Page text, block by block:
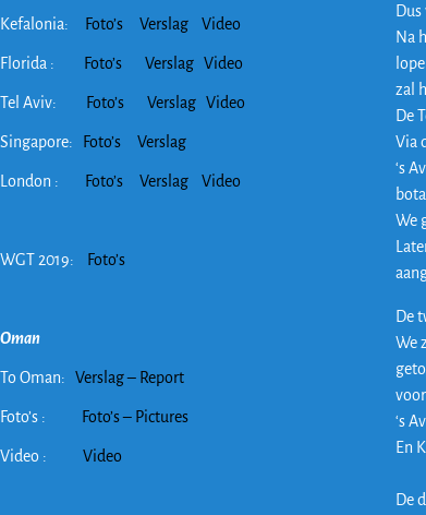
Na
zal
De
Via
‘s
We
De
We
‘s
En
De
Kefalonia: Foto’s Verslag Video
Florida : Foto’s Verslag Video
Tel Aviv: Foto’s Verslag Video
Singapore: Foto’s Verslag
London : Foto’s Verslag Video
WGT 2019: Foto’s
Oman
To Oman: Verslag – Report
Foto’s : Foto’s – Pictures
Video : Video